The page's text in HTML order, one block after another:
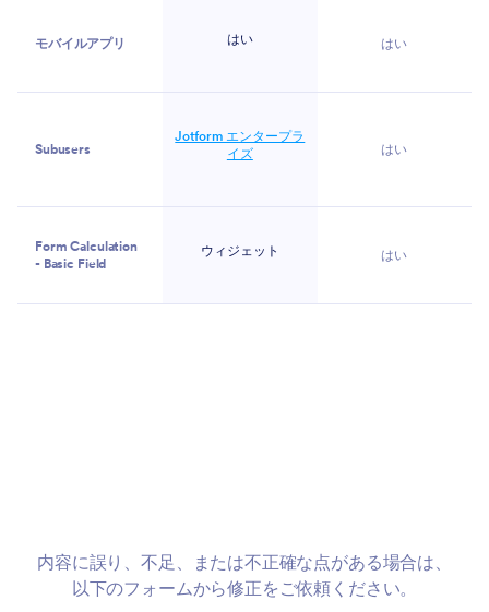
モバイルアプリ はい はい
Subusers
Jotform エンタープラ
イズ
はい
Form Calculation
- Basic Field
ウィジェット はい
内容に誤り、不足、または不正確な点がある場合は、
以下のフォームから修正をご依頼ください。